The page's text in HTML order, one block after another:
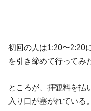
初回の人は1:20〜2:20
を引き締めて行ってみ
ところが、拝観料を払
入り口が塞がれている。